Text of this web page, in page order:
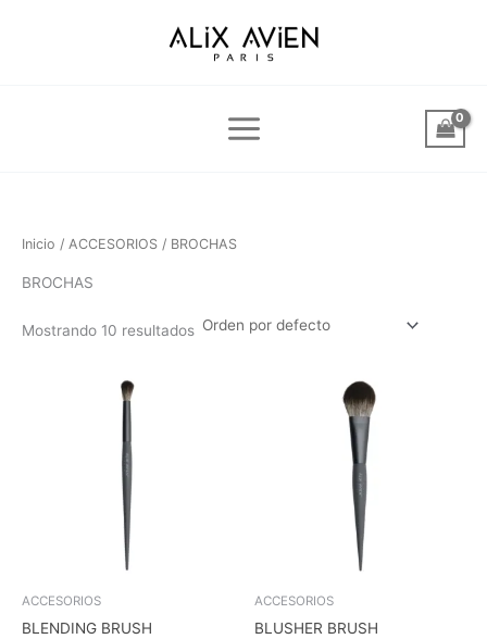
Inicio / ACCESORIOS / BROCHAS
BROCHAS
Mostrando 10 resultados
ACCESORIOS
BLENDING BRUSH
ACCESORIOS
BLUSHER BRUSH